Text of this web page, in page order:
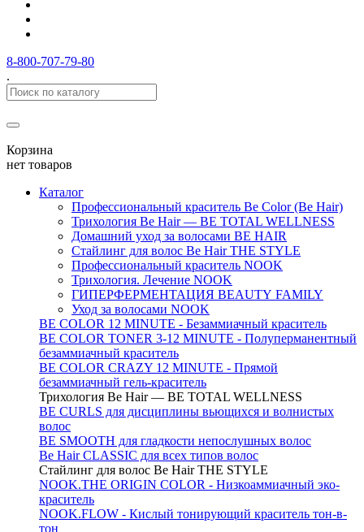
8-800-707-79-80
.
Корзина
нет товаров
Каталог
Профессиональный краситель Be Color (Be Hair)
Трихология Be Hair — BE TOTAL WELLNESS
Домашний уход за волосами BE HAIR
Стайлинг для волос Be Hair THE STYLE
Профессиональный краситель NOOK
Трихология. Лечение NOOK
ГИПЕРФЕРМЕНТАЦИЯ BEAUTY FAMILY
Уход за волосами NOOK
BE COLOR 12 MINUTE - Безаммиачный краситель
BE COLOR TONER 3-12 MINUTE - Полуперманентный
безаммиачный краситель
BE COLOR CRAZY 12 MINUTE - Прямой
безаммиачный гель-краситель
Трихология Be Hair — BE TOTAL WELLNESS
BE CURLS для дисциплины вьющихся и волнистых
волос
BE SMOOTH для гладкости непослушных волос
Be Hair CLASSIC для всех типов волос
Стайлинг для волос Be Hair THE STYLE
NOOK.THE ORIGIN COLOR - Низкоаммиачный эко-
краситель
NOOK.FLOW - Кислый тонирующий краситель тон-в-
тон